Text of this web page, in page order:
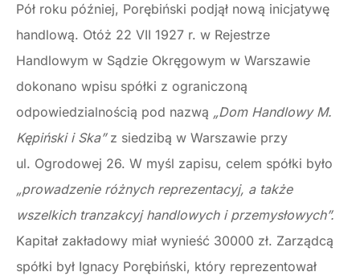
Pół roku później, Porębiński podjął nową inicjatywę
handlową. Otóż 22 VII 1927 r. w Rejestrze
Handlowym w Sądzie Okręgowym w Warszawie
dokonano wpisu spółki z ograniczoną
odpowiedzialnością pod nazwą „Dom Handlowy M.
Kępiński i Ska”z siedzibą w Warszawie przy
ul. Ogrodowej 26. W myśl zapisu, celem spółki było
„prowadzenie różnych reprezentacyj, a także
wszelkich tranzakcyj handlowych i przemysłowych”.
Kapitał zakładowy miał wynieść 30000 zł. Zarządcą
spółki był Ignacy Porębiński, który reprezentował